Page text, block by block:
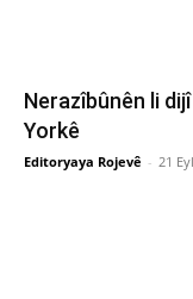
Nerazîbûnên li
Yorkê
Editoryaya Rojevê - 21